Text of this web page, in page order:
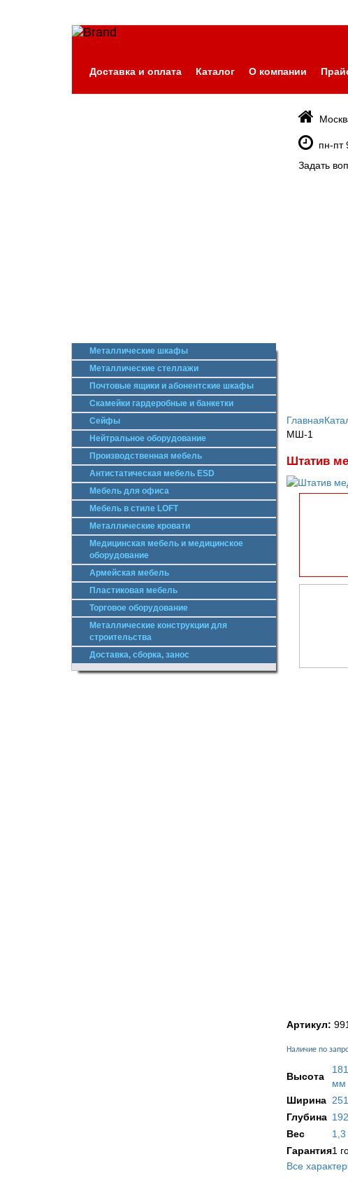
Доставка и оплата Каталог О компании
пн-пт
Задать
Металлические шкафы
Металлические стеллажи
Почтовые ящики и абонентские шкафы
Скамейки гардеробные и банкетки
Сейфы
Нейтральное оборудование
Производственная мебель
Антистатическая мебель ESD
Мебель для офиса
Мебель в стиле LOFT
Металлические кровати
Медицинская мебель и медицинское
оборудование
Армейская мебель
Пластиковая мебель
Торговое оборудование
Металлические конструкции для
строительства
Доставка, сборка, занос
Главная
МШ-1
Штатив
Артикул:
Наличие по
Высота
мм
Ширина
Глубина
Вес
1,3
Гарантия1
Все